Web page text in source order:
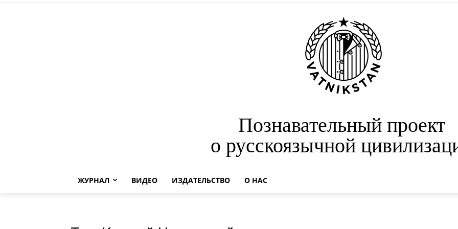
Познавательный проект
о русскоязычной
ЖУРНАЛ ВИДЕО ИЗДАТЕЛЬСТВО О НАС